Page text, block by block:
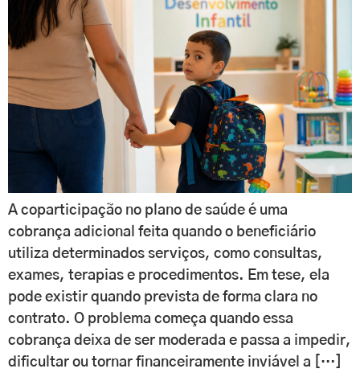
A coparticipação no plano de saúde é uma
cobrança adicional feita quando o beneficiário
utiliza determinados serviços, como consultas,
exames, terapias e procedimentos. Em tese, ela
pode existir quando prevista de forma clara no
contrato. O problema começa quando essa
cobrança deixa de ser moderada e passa a impedir,
dificultar ou tornar financeiramente inviável a […]